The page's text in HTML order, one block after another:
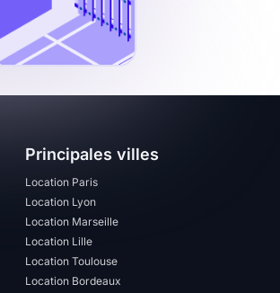
Principales villes
Location Paris
Location Lyon
Location Marseille
Location Lille
Location Toulouse
Location Bordeaux